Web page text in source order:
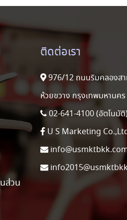
ส่วน
ติดต่อเรา
976/12 ถนนริมคลองสา
ห้วยขวาง กรุงเทพมหานค
02-641-4100 (อัตโนมั
U S Marketing